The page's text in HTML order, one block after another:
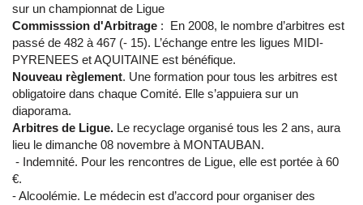
sur un championnat de Ligue
Commisssion d'Arbitrage : En 2008, le nombre d’arbitres est
passé de 482 à 467 (- 15). L’échange entre les ligues MIDI-
PYRENEES et AQUITAINE est bénéfique.
Nouveau règlement. Une formation pour tous les arbitres est
obligatoire dans chaque Comité. Elle s’appuiera sur un
diaporama.
Arbitres de Ligue. Le recyclage organisé tous les 2 ans, aura
lieu le dimanche 08 novembre à MONTAUBAN.
- Indemnité. Pour les rencontres de Ligue, elle est portée à 60
€.
- Alcoolémie. Le médecin est d’accord pour organiser des